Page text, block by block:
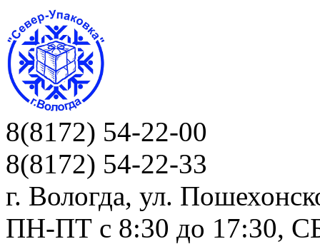
8(8172) 54-22-00
8(8172) 54-22-33
г. Вологда, ул.
ПН-ПТ c 8:30 до 17:30,